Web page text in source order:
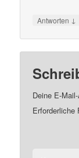
Antworten ↓
Deine E-